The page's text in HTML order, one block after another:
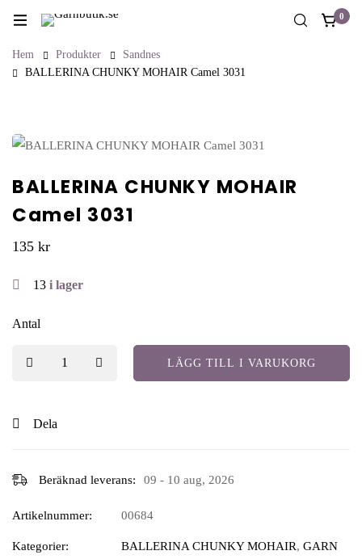
0
Hem Produkter
Sandnes
BALLERINA CHUNKY MOHAIR Camel 3031
BALLERINA CHUNKY MOHAIR
Camel 3031
135 kr
13 i lager
Antal
LÄGG TILL I VARUKORG
Dela
Beräknad leverans: 09 - 10 aug, 2026
Artikelnummer: 00684
Kategorier: BALLERINA CHUNKY MOHAIR, GARN